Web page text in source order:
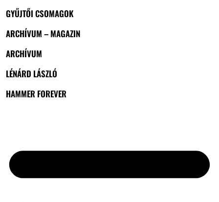
GYŰJTŐI CSOMAGOK
ARCHÍVUM – MAGAZIN
ARCHÍVUM
LÉNÁRD LÁSZLÓ
HAMMER FOREVER